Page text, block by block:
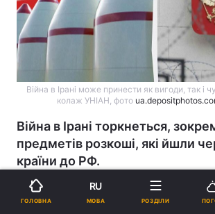
Війна в Ірані може принести як вигоди, так і
колаж УНІАН, фото
Війна в Ірані торкнеться,
предметів розкоші, які йшли
країни до РФ.
ГОЛОВНА
RU
МОВА РОЗДІЛИ